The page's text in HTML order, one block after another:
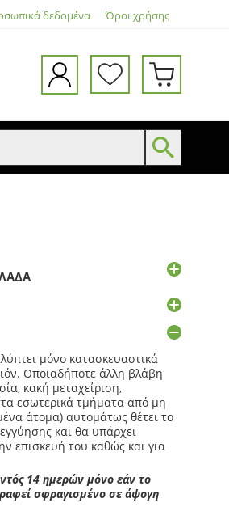
δεδομένα Όροι χρήσης
μόνο κατασκευαστικά
Οποιαδήποτε άλλη βλάβη
κακή μεταχείριση,
εσωτερικά τμήματα από μη
άτομα) αυτομάτως θέτει το
και θα υπάρχει
επισκευή του καθώς και για
14 ημερών μόνο εάν το
σφραγισμένο σε άψογη